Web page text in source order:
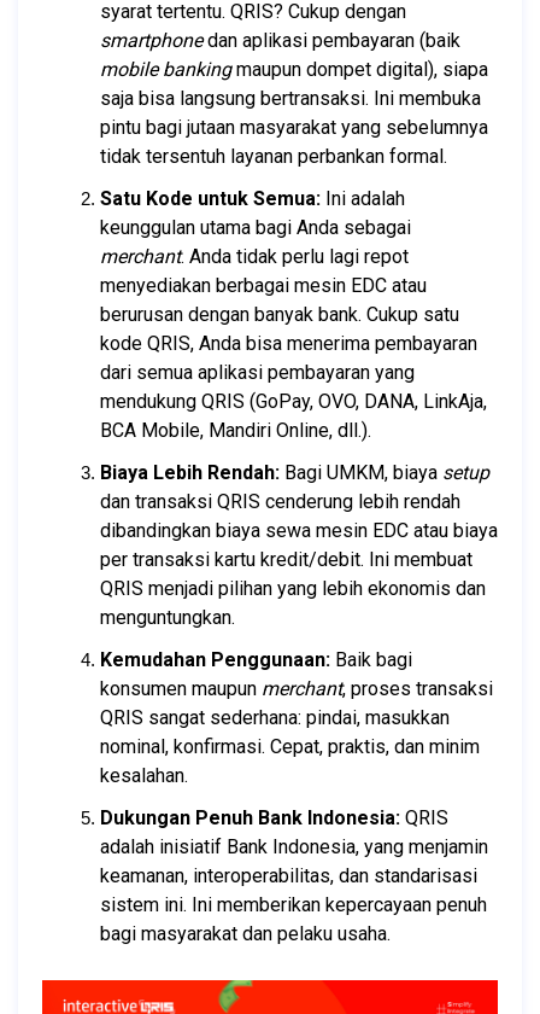
smartphone
mobile banking maupun dompet digital), siapa
saja bisa langsung bertransaksi. Ini membuka
pintu bagi jutaan masyarakat yang sebelumnya
tidak tersentuh layanan perbankan formal.
Satu Kode untuk Semua: Ini adalah
merchant. Anda tidak perlu lagi repot
menyediakan berbagai mesin EDC atau
berurusan dengan banyak bank. Cukup satu
kode QRIS, Anda bisa menerima pembayaran
dari semua aplikasi pembayaran yang
mendukung QRIS (GoPay, OVO, DANA, LinkAja,
BCA Mobile, Mandiri Online, dll.).
Biaya Lebih Rendah: Bagi UMKM, biaya setup
dan transaksi QRIS cenderung lebih rendah
dibandingkan biaya sewa mesin EDC atau biaya
per transaksi kartu kredit/debit. Ini membuat
QRIS menjadi pilihan yang lebih ekonomis dan
menguntungkan.
Kemudahan Penggunaan: Baik bagi
konsumen maupun merchant, proses transaksi
QRIS sangat sederhana: pindai, masukkan
nominal, konfirmasi. Cepat, praktis, dan minim
kesalahan.
Dukungan Penuh Bank Indonesia: QRIS
adalah inisiatif Bank Indonesia, yang menjamin
keamanan, interoperabilitas, dan standarisasi
sistem ini. Ini memberikan kepercayaan penuh
bagi masyarakat dan pelaku usaha.